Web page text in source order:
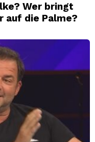
Wer bringt
auf die Palme?